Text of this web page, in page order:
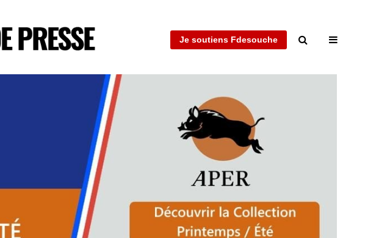
Je soutiens Fdesouche